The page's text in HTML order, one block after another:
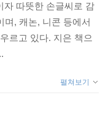
자 따뜻한 손글씨로 감
며, 캐논, 니콘 등에서
르고 있다. 지은 책으
펼쳐보기